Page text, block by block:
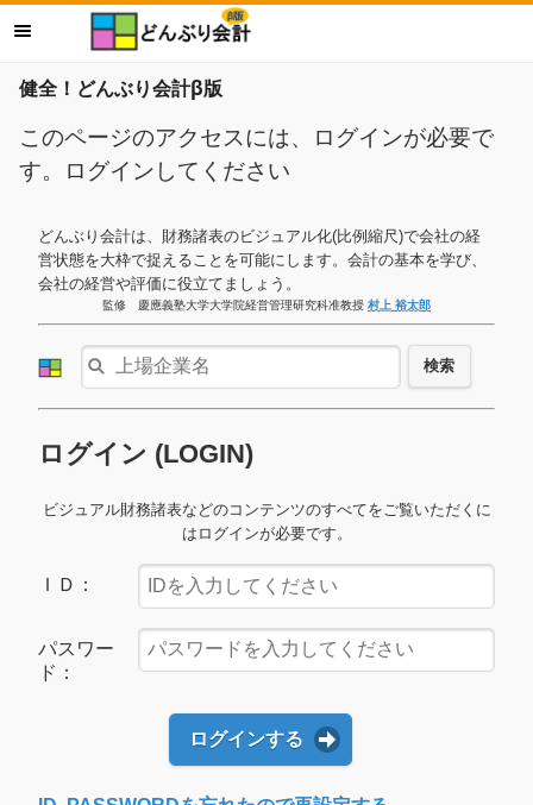
健全！どんぶり会計β版
このページのアクセスには、ログインが必要で
す。ログインしてください
どんぶり会計は、財務諸表のビジュアル化(比例縮尺)で会社の経
営状態を大枠で捉えることを可能にします。会計の基本を学び、
会社の経営や評価に役立てましょう。
監修 慶應義塾大学大学院経営管理研究科准教授 村上 裕太郎
検索
ログイン (LOGIN)
ビジュアル財務諸表などのコンテンツのすべてをご覧いただくに
はログインが必要です。
ＩＤ：
パスワー
ド：
ログインする